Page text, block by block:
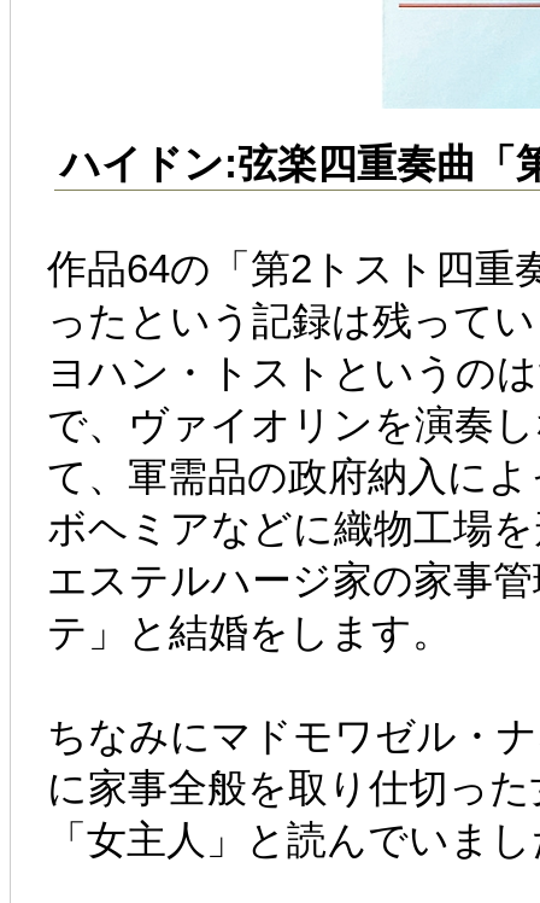
ハイドン:弦楽四重奏曲「
作品64の「第2トスト四重
ったという記録は残って
ヨハン・トストというの
で、ヴァイオリンを演奏
て、軍需品の政府納入に
ボヘミアなどに織物工場
エステルハージ家の家事
テ」と結婚をします。
ちなみにマドモワゼル・
に家事全般を取り仕切っ
「女主人」と読んでいま